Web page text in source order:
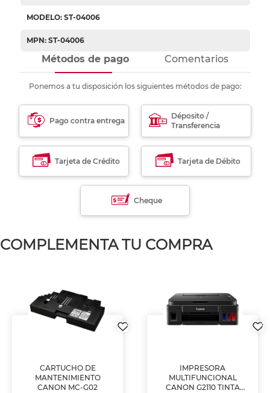
MODELO: ST-04006
MPN: ST-04006
Métodos de pago Comentarios
Ponemos a tu disposición los siguientes métodos de pago:
Pago contra entrega
Déposito /
Transferencia
Tarjeta de Crédito Tarjeta de Débito
Cheque
COMPLEMENTA TU COMPRA
CARTUCHO DE
MANTENIMIENTO
CANON MC-G02
IMPRESORA
MULTIFUNCIONAL
CANON G2110 TINTA